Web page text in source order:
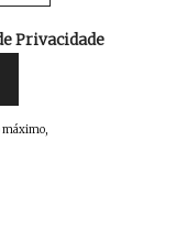
Privacidade
máximo,